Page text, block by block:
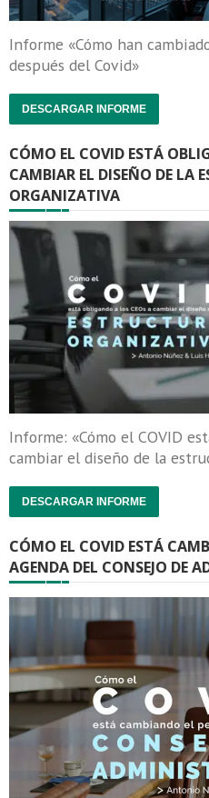
Informe «Cómo han
después del Covid»
DESCARGAR INFORME
CÓMO EL COVID ESTÁ
CAMBIAR EL DISEÑO DE LA
ORGANIZATIVA
Informe: «Cómo el COVID
cambiar el diseño de la
DESCARGAR INFORME
CÓMO EL COVID ESTÁ
AGENDA DEL CONSEJO DE